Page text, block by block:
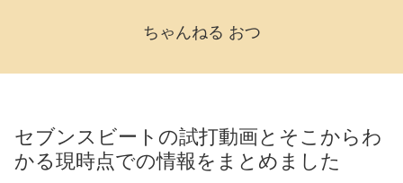
ちゃんねる おつ
セブンスビートの試打動画とそこからわ
かる現時点での情報をまとめました